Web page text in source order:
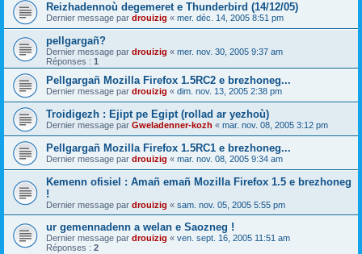
Reizhadennoù degemeret e Thunderbird (14/12/05)
Dernier message par drouizig « mer. déc. 14, 2005 8:51 pm
pellgargañ?
Dernier message par drouizig « mer. nov. 30, 2005 9:37 am
Réponses : 1
Pellgargañ Mozilla Firefox 1.5RC2 e brezhoneg...
Dernier message par drouizig « dim. nov. 13, 2005 2:38 pm
Troidigezh : Ejipt pe Egipt (rollad ar yezhoù)
Dernier message par Gweladenner-kozh « mar. nov. 08, 2005 3:12 pm
Pellgargañ Mozilla Firefox 1.5RC1 e brezhoneg...
Dernier message par drouizig « mar. nov. 08, 2005 9:34 am
Kemenn ofisiel : Amañ emañ Mozilla Firefox 1.5 e brezhoneg
!
Dernier message par drouizig « sam. nov. 05, 2005 5:55 pm
ur gemennadenn a welan e Saozneg !
Dernier message par drouizig « ven. sept. 16, 2005 11:51 am
Réponses : 2